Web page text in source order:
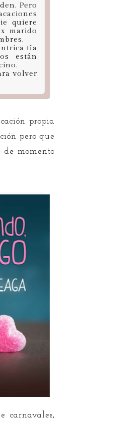
Pero
quiere
marido
tía
están
volver
propia
pero que
momento
carnavales,